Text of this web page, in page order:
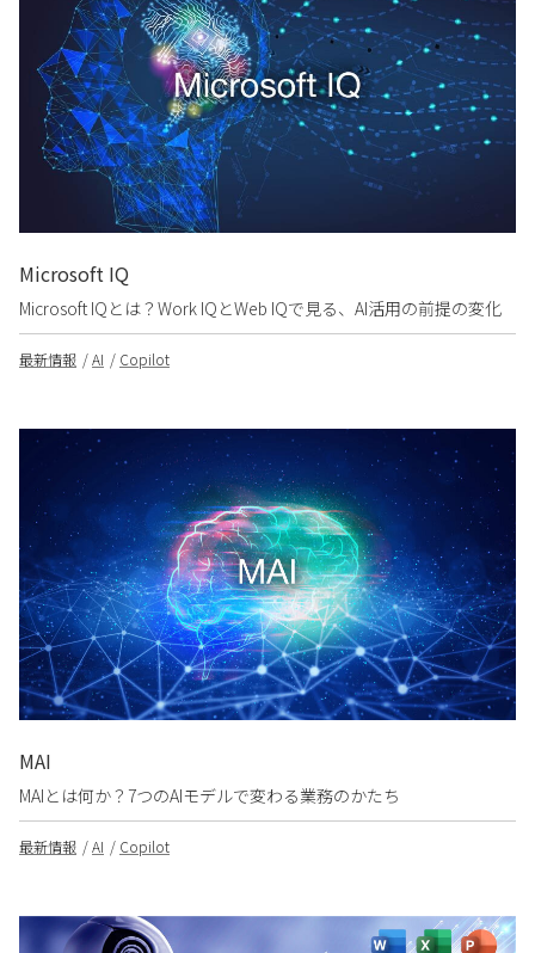
Microsoft IQ
Microsoft IQとは？Work IQとWeb IQで見る、AI活用の前提の変化
最新情報 AI Copilot
MAI
MAIとは何か？7つのAIモデルで変わる業務のかたち
最新情報 AI Copilot